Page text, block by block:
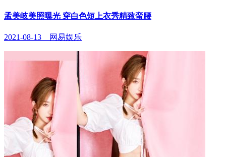
孟美岐美照曝光 穿白色短上衣秀精致蛮腰
2021-08-13 网易娱乐